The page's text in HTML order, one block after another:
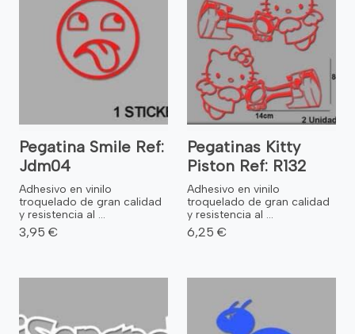
Pegatina Smile Ref:
Jdm04
Adhesivo en vinilo
troquelado de gran calidad
y resistencia al ...
3,95 €
Pegatinas Kitty
Piston Ref: R132
Adhesivo en vinilo
troquelado de gran calidad
y resistencia al ...
6,25 €